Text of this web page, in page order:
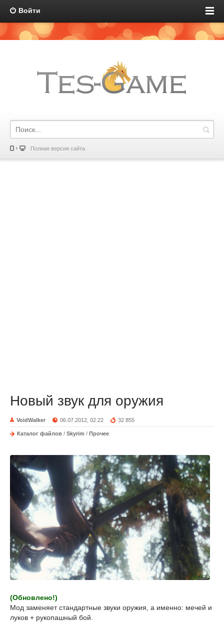
Войти
Полная версия сайта
Новый звук для оружия
VoidWalker 06.07.2012, 02:22 32 855
Каталог файлов / Skyrim / Прочее
(Обновлено!)
Мод заменяет стандартные звуки оружия, а именно: мечей и
луков + рукопашный бой.